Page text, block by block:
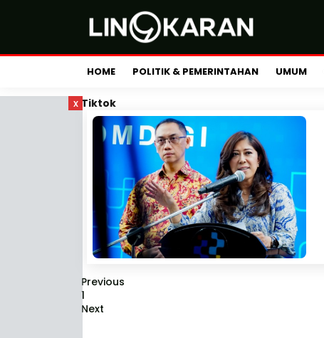
HOME POLITIK & PEMERINTAHAN UMUM
x Tiktok
Previous
1
Next